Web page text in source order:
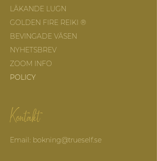
LÄKANDE LUGN
GOLDEN FIRE REIKI ®
BEVINGADE VÄSEN
NYHETSBREV
ZOOM INFO
POLICY
Kontakt
Email: bokning@trueself.se